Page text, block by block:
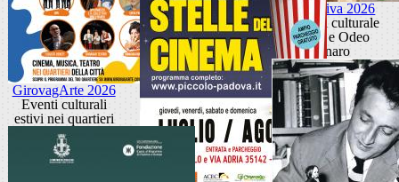
SuggEstiva 2026
Rassegna culturale
Loggia e Odeo
Cornaro
GirovagArte 2026
Eventi culturali
estivi nei quartieri